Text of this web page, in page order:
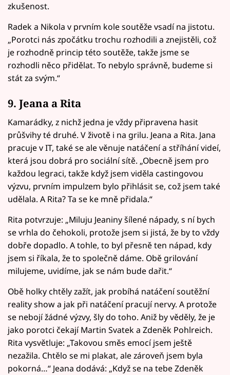
zkušenost.
Radek a Nikola v prvním kole soutěže vsadí na jistotu.
„Porotci nás zpočátku trochu rozhodili a znejistěli, což
je rozhodně princip této soutěže, takže jsme se
rozhodli něco přidělat. To nebylo správně, budeme si
stát za svým.“
9. Jeana a Rita
Kamarádky, z nichž jedna je vždy připravena hasit
průšvihy té druhé. V životě i na grilu. Jeana a Rita. Jana
pracuje v IT, také se ale věnuje natáčení a stříhání videí,
která jsou dobrá pro sociální sítě. „Obecně jsem pro
každou legraci, takže když jsem viděla castingovou
výzvu, prvním impulzem bylo přihlásit se, což jsem také
udělala. A Rita? Ta se ke mně přidala.“
Rita potvrzuje: „Miluju Jeaniny šílené nápady, s ní bych
se vrhla do čehokoli, protože jsem si jistá, že by to vždy
dobře dopadlo. A tohle, to byl přesně ten nápad, kdy
jsem si říkala, že to společně dáme. Obě grilování
milujeme, uvidíme, jak se nám bude dařit.“
Obě holky chtěly zažít, jak probíhá natáčení soutěžní
reality show a jak při natáčení pracují nervy. A protože
se nebojí žádné výzvy, šly do toho. Aniž by věděly, že je
jako porotci čekají Martin Svatek a Zdeněk Pohlreich.
Rita vysvětluje: „Takovou směs emocí jsem ještě
nezažila. Chtělo se mi plakat, ale zároveň jsem byla
pokorná…“ Jeana dodává: „Když se na tebe Zdeněk